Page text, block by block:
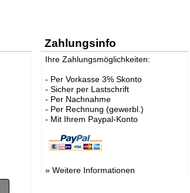
Zahlungsinfo
Ihre Zahlungsmöglichkeiten:
- Per Vorkasse 3% Skonto
- Sicher per Lastschrift
- Per Nachnahme
- Per Rechnung (gewerbl.)
- Mit Ihrem Paypal-Konto
»Weitere Informationen